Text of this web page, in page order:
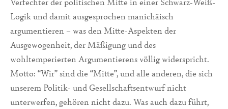
Logik und damit ausgesprochen manichäisch
argumentieren – was den Mitte-Aspekten der
Ausgewogenheit, der Mäßigung und des
wohltemperierten Argumentierens völlig widerspricht.
Motto: “Wir” sind die “Mitte”, und alle anderen, die sich
unserem Politik- und Gesellschaftsentwurf nicht
unterwerfen, gehören nicht dazu. Was auch dazu führt,